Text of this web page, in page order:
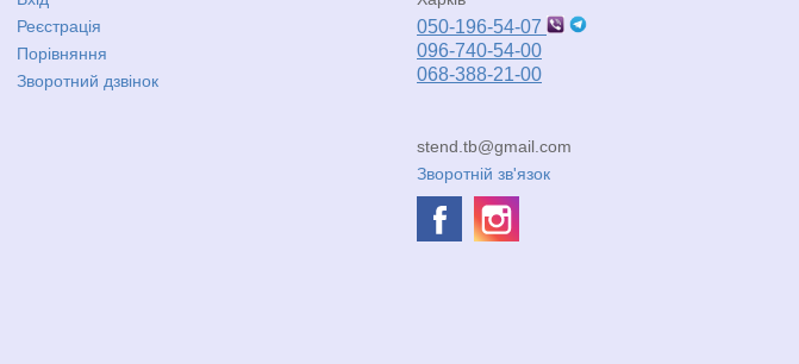
Реєстрація
Порівняння
Зворотний дзвінок
050-196-54-07
096-740-54-00
068-388-21-00
stend.tb@gmail.com
Зворотній зв'язок